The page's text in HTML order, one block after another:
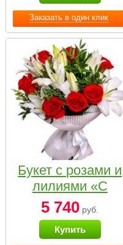
Заказать в один клик
Букет с розами и
лилиями «С
наилучшими
пожеланиями»
5 740 руб.
Купить